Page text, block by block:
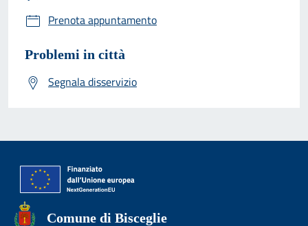
Prenota appuntamento
Problemi in città
Segnala disservizio
Comune di Bisceglie